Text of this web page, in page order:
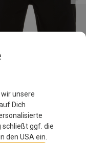
wir unsere
Dich
schließt ggf. die
den USA ein.